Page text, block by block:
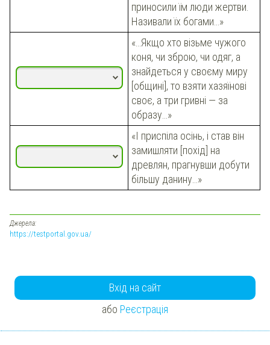
приносили їм люди жертви.
Називали їх богами…»
«…Якщо хто візьме чужого
коня, чи зброю, чи одяг, а
знайдеться у своєму миру
[общині], то взяти хазяїнові
своє, а три гривні — за
образу…»
«І приспіла осінь, і став він
замишляти [похід] на
древлян, прагнувши добути
більшу данину…»
Джерела:
https://testportal.gov.ua/
Вхід на сайт
або Реєстрація